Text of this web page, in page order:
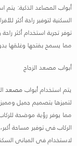
أبواب المصاعد الذكية: يتم
السكنية لتوفير راحة أكثر
توفر تجربة استخدام أكثر
مما يسمح بفتحها وغلقها
أبواب مصعد الزجاج
يتم استخدام أبواب مصعد
لتميزها بتصميم جميل
مما يوفر رؤية موضحة
الركاب فى توفير مساحة
لاستخدام فى المبانى